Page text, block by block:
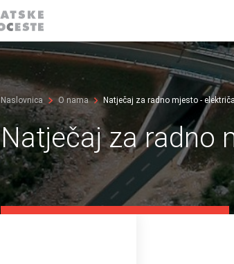
Naslovnica O nama Natječaj za radno mjesto -
Natječaj za radno